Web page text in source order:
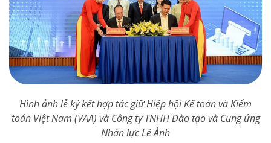
Hình ảnh lễ ký kết hợp tác giữ Hiệp hội Kế toán và Kiểm
toán Việt Nam (VAA) và Công ty TNHH Đào tạo và Cung ứng
Nhân lực Lê Ánh